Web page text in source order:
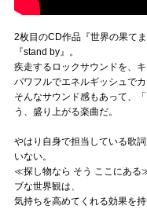
2枚目のCD作品『世界の果て
『stand by』。
疾走するロックサウンドを、
パワフルでエネルギッシュでカ
そんなサウンド感もあって、
う、盛り上がる楽曲だ。
やはり自身で担当している歌
いない。
≪探し物なら そう ここにあ
ブな世界観は、
気持ちを高めてくれる効果を持